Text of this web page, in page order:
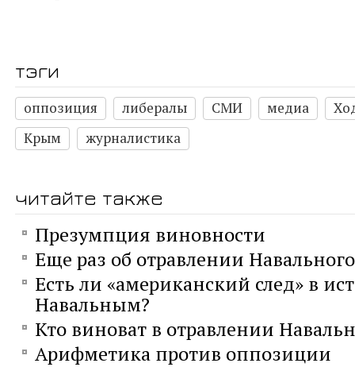
тэги
оппозиция либералы СМИ медиа
Крым
журналистика
читайте также
Презумпция виновности
Еще раз об отравлении Навального
Есть ли «американский след» в
Навальным?
Кто виноват в отравлении
Арифметика против оппозиции